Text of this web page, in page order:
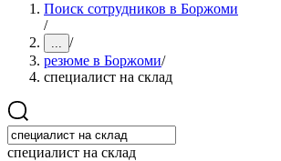
Поиск сотрудников в Боржоми
/
... /
резюме в Боржоми/
специалист на склад
специалист на склад